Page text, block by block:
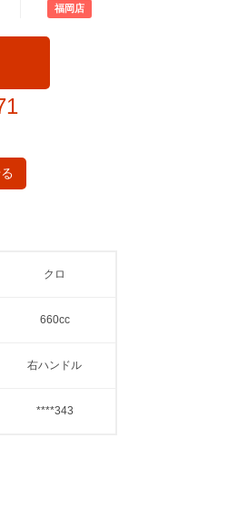
福岡店
クロ
660cc
右ハンドル
****343